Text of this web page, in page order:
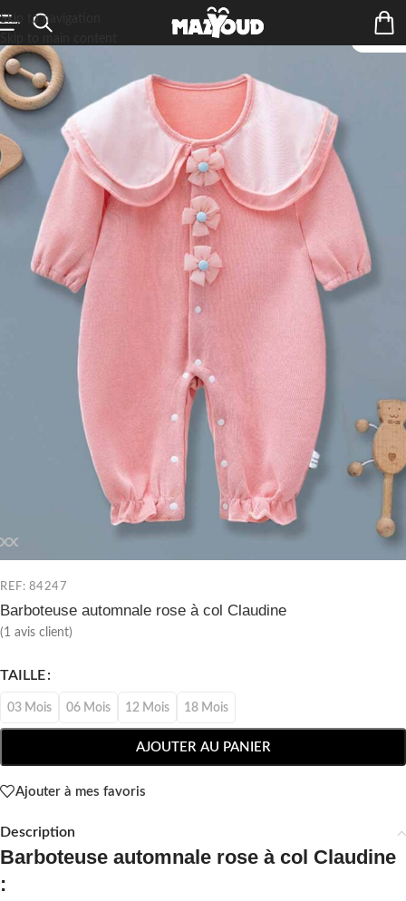
Skip to navigation
REF: 84247
Barboteuse automnale rose à col Claudine
(1 avis client)
TAILLE
03 Mois 06 Mois 12 Mois 18 Mois
AJOUTER AU PANIER
Ajouter à mes favoris
Description
Barboteuse automnale rose à col Claudine
: